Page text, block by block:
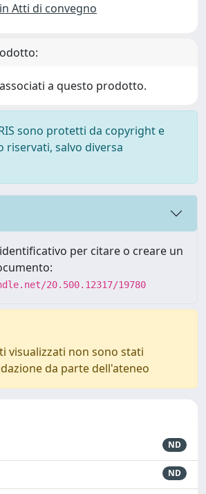
Atti di convegno
a questo prodotto.
sono protetti da copyright e
salvo diversa
per citare o creare un
20.500.12317/19780
visualizzati non sono stati
da parte dell'ateneo
ND
ND